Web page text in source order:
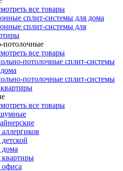
все товары
сплит-системы для дома
сплит-системы для
потолочные
все товары
потолочные сплит-системы
потолочные сплит-системы
все товары
дома
квартиры
офиса